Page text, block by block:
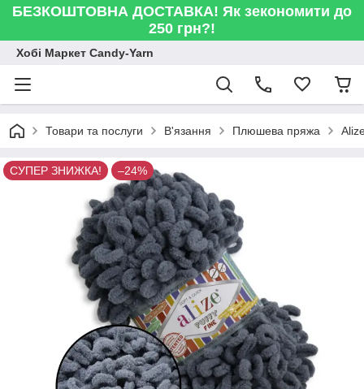
БЕЗКОШТОВНА ДОСТАВКА! Як зекономити до
250 грн?!
Хобі Маркет Candy-Yarn
Товари та послуги В'язання Плюшева пряжа
СУПЕР ЗНИЖКА! –24%